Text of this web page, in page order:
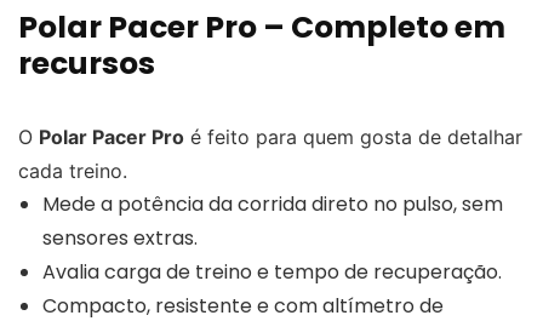
Polar Pacer Pro – Completo em
recursos
O Polar Pacer Pro é feito para quem gosta de detalhar
cada treino.
Mede a potência da corrida direto no pulso, sem
sensores extras.
Avalia carga de treino e tempo de recuperação.
Compacto, resistente e com altímetro de